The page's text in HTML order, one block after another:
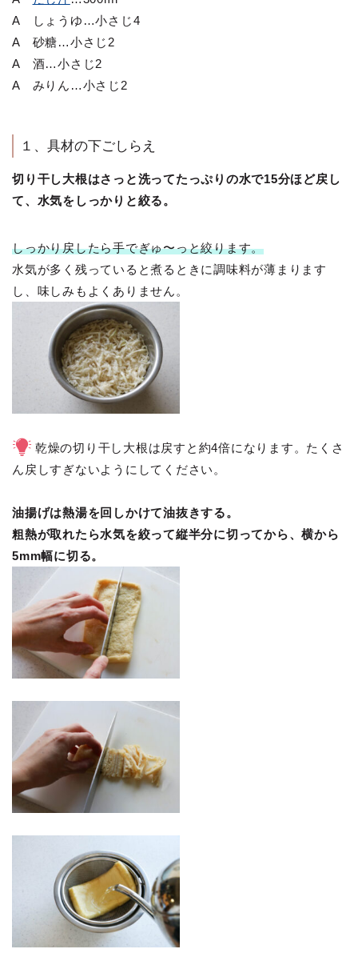
A しょうゆ…小さじ4
A 砂糖…小さじ2
A 酒…小さじ2
A みりん…小さじ2
１、具材の下ごしらえ
切り干し大根はさっと洗ってたっぷりの水で15分ほど戻し
て、水気をしっかりと絞る。
しっかり戻したら手でぎゅ〜っと絞ります。
水気が多く残っていると煮るときに調味料が薄まります
し、味しみもよくありません。
乾燥の切り干し大根は戻すと約4倍になります。たくさ
ん戻しすぎないようにしてください。
油揚げは熱湯を回しかけて油抜きする。
粗熱が取れたら水気を絞って縦半分に切ってから、横から
5mm幅に切る。